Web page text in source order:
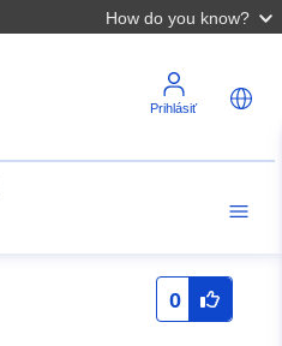
How do you know?
Prihlásiť
0